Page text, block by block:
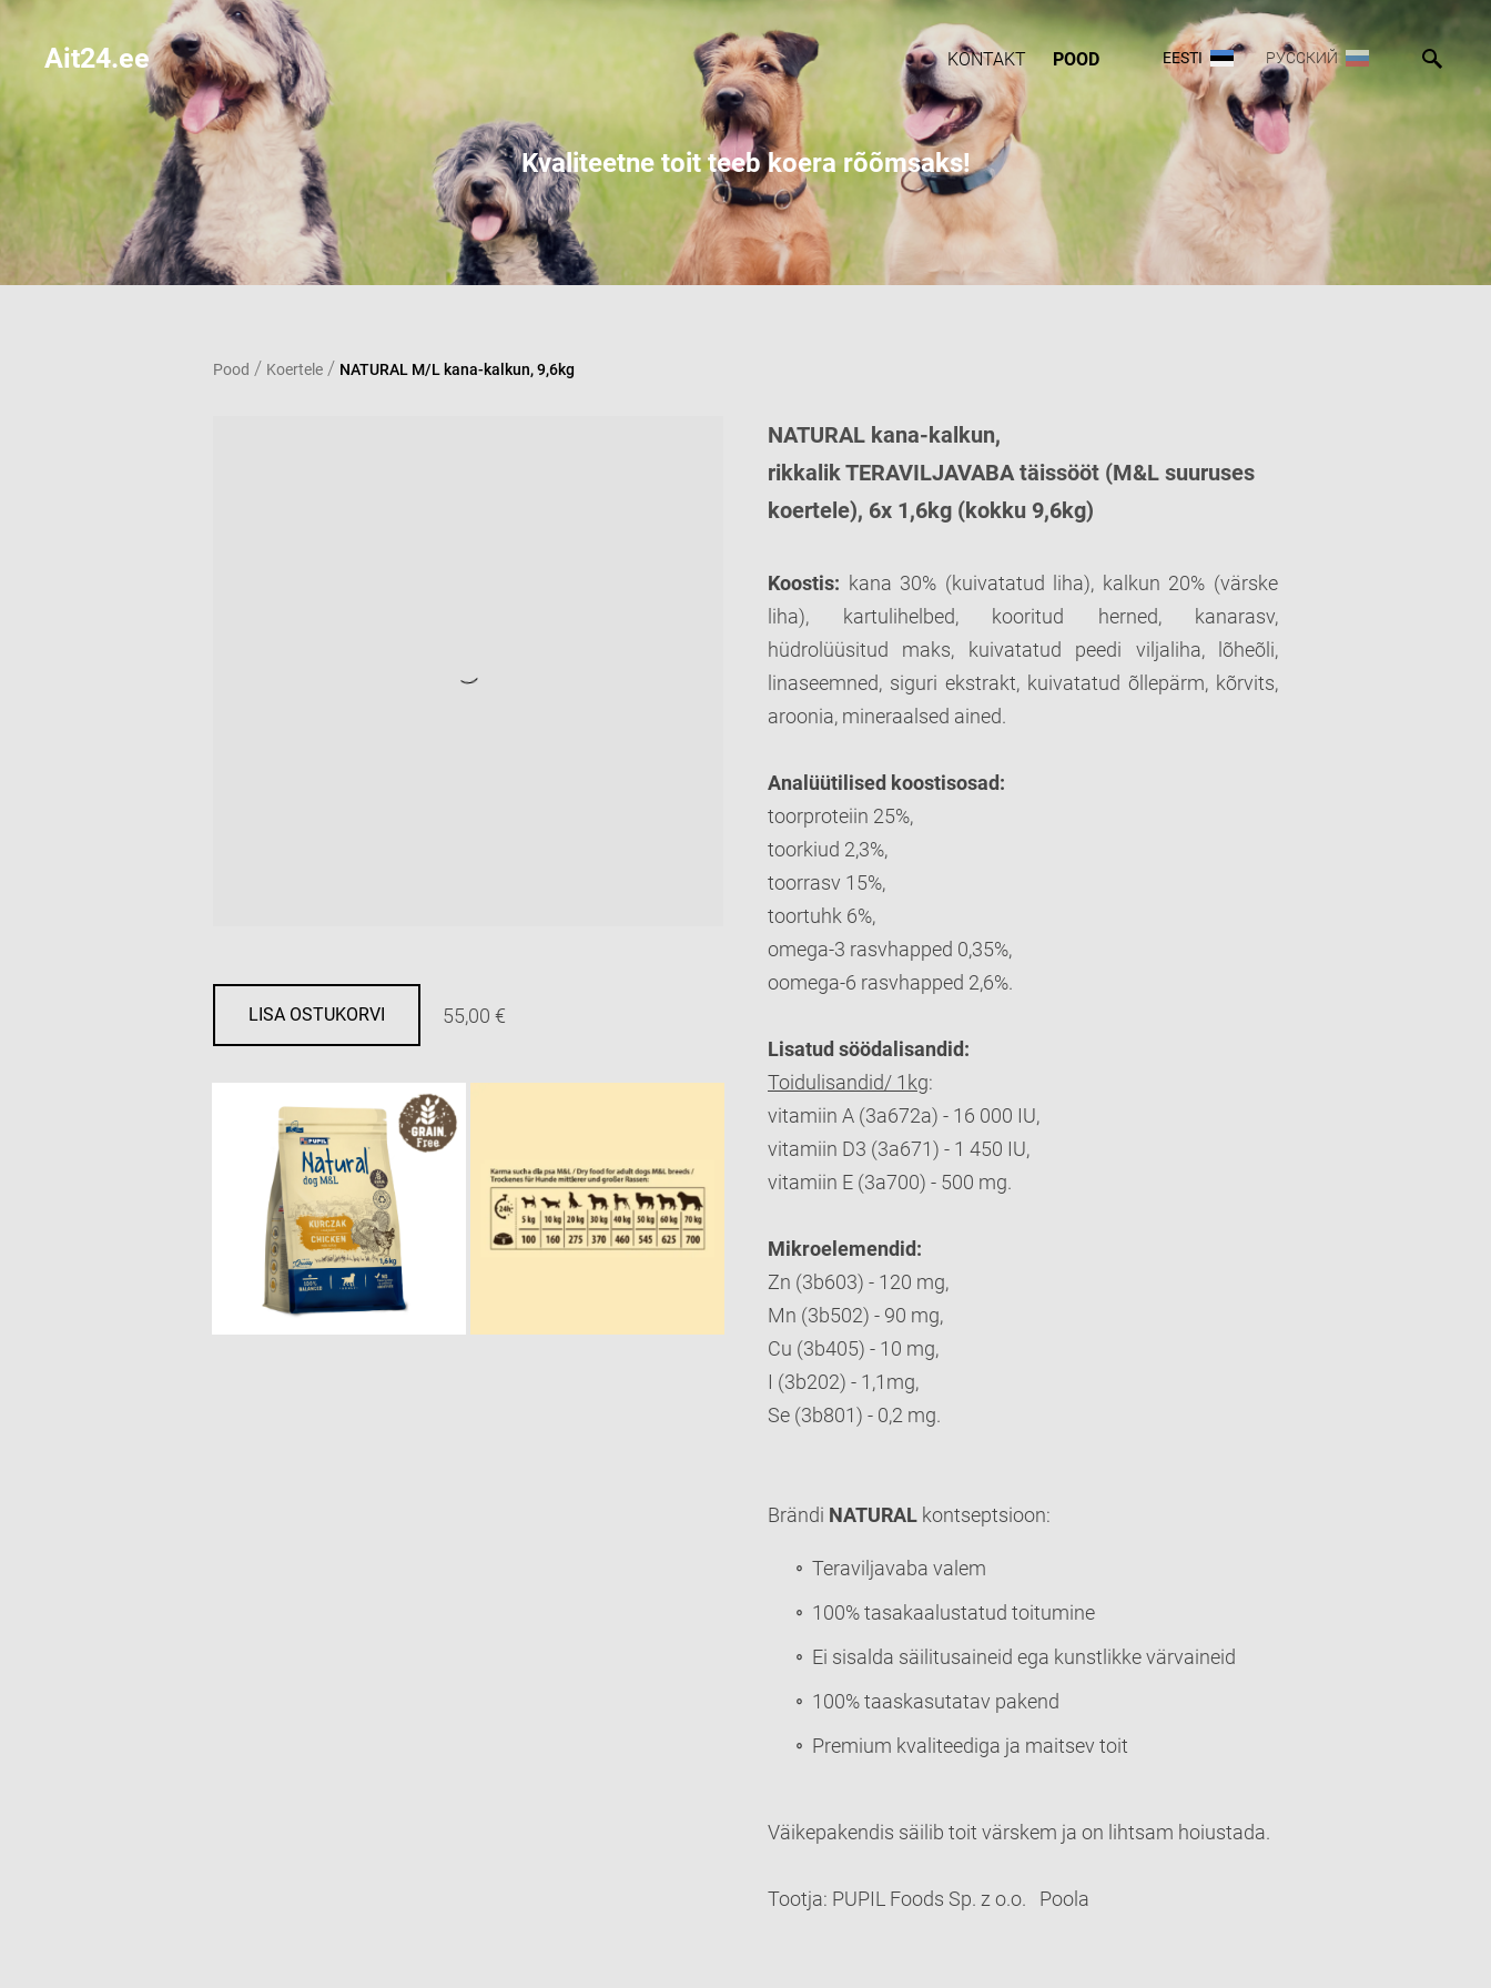
Ait24.ee KONTAKT POOD EESTI РУССКИЙ
Kvaliteetne toit teeb koera rõõmsaks!
Pood / Koertele / NATURAL M/L kana-kalkun, 9,6kg
LISA OSTUKORVI 55,00 €
NATURAL kana-kalkun,
rikkalik TERAVILJAVABA täissööt (M&L suuruses
koertele), 6x 1,6kg (kokku 9,6kg)
Koostis: kana 30% (kuivatatud liha), kalkun 20% (värske
liha), kartulihelbed, kooritud herned, kanarasv,
hüdrolüüsitud maks, kuivatatud peedi viljaliha, lõheõli,
linaseemned, siguri ekstrakt, kuivatatud õllepärm, kõrvits,
aroonia, mineraalsed ained.
Analüütilised koostisosad:
toorproteiin 25%,
toorkiud 2,3%,
toorrasv 15%,
toortuhk 6%,
omega-3 rasvhapped 0,35%,
oomega-6 rasvhapped 2,6%.
Lisatud söödalisandid:
Toidulisandid/ 1kg:
vitamiin A (3a672a) - 16 000 IU,
vitamiin D3 (3a671) - 1 450 IU,
vitamiin E (3a700) - 500 mg.
Mikroelemendid:
Zn (3b603) - 120 mg,
Mn (3b502) - 90 mg,
Cu (3b405) - 10 mg,
I (3b202) - 1,1mg,
Se (3b801) - 0,2 mg.
Brändi NATURAL kontseptsioon:
Teraviljavaba valem
100% tasakaalustatud toitumine
Ei sisalda säilitusaineid ega kunstlikke värvaineid
100% taaskasutatav pakend
Premium kvaliteediga ja maitsev toit
Väikepakendis säilib toit värskem ja on lihtsam hoiustada.
Tootja: PUPIL Foods Sp. z o.o. Poola